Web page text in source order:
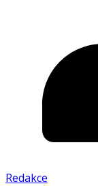
Redakce